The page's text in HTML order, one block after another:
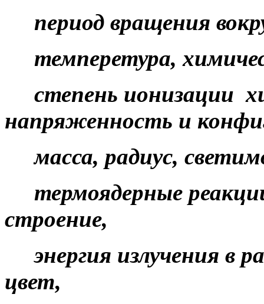
период вращения
темперетура,
степень ионизации
напряженность и
масса, радиус,
термоядерные реакции
строение,
энергия излучения в
цвет,